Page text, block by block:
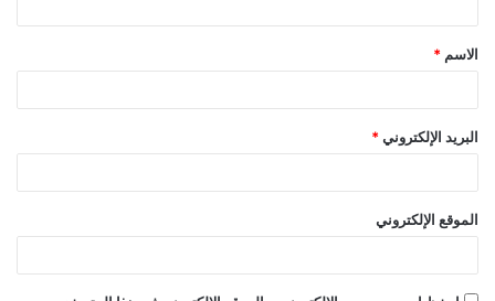
ق
*
الاسم *
البريد الإلكتروني *
الموقع الإلكتروني